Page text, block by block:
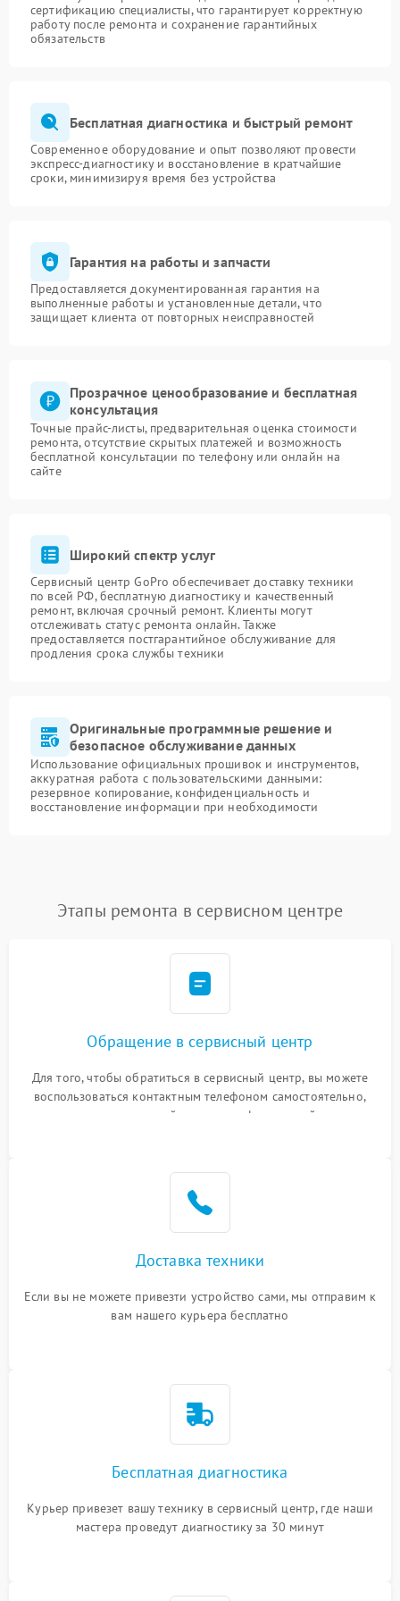
Адрес: ул. Чаянова 18
сертификацию специалисты, что гарантирует корректную
работу после ремонта и сохранение гарантийных
обязательств
Бесплатная диагностика и быстрый ремонт
Современное оборудование и опыт позволяют провести
экспресс-диагностику и восстановление в кратчайшие
сроки, минимизируя время без устройства
Гарантия на работы и запчасти
Предоставляется документированная гарантия на
выполненные работы и установленные детали, что
защищает клиента от повторных неисправностей
Прозрачное ценообразование и бесплатная
консультация
Точные прайс-листы, предварительная оценка стоимости
ремонта, отсутствие скрытых платежей и возможность
бесплатной консультации по телефону или онлайн на
сайте
Широкий спектр услуг
Сервисный центр GoPro обеспечивает доставку техники
по всей РФ, бесплатную диагностику и качественный
ремонт, включая срочный ремонт. Клиенты могут
отслеживать статус ремонта онлайн. Также
предоставляется постгарантийное обслуживание для
продления срока службы техники
Оригинальные программные решение и
безопасное обслуживание данных
Использование официальных прошивок и инструментов,
аккуратная работа с пользовательскими данными:
резервное копирование, конфиденциальность и
восстановление информации при необходимости
Этапы ремонта в сервисном центре
Обращение в сервисный центр
Для того, чтобы обратиться в сервисный центр, вы можете
воспользоваться контактным телефоном самостоятельно,
или оставить свой номер телефона на сайте
Доставка техники
Если вы не можете привезти устройство сами, мы отправим к
вам нашего курьера бесплатно
Бесплатная диагностика
Курьер привезет вашу технику в сервисный центр, где наши
мастера проведут диагностику за 30 минут